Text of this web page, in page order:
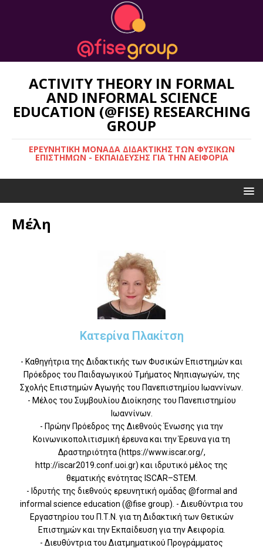
ACTIVITY THEORY IN FORMAL
AND INFORMAL SCIENCE
EDUCATION (@FISE) RESEARCHING
GROUP
ΕΡΕΥΝΗΤΙΚΉ ΜΟΝΆΔΑ ΔΙΔΑΚΤΙΚΉΣ ΤΩΝ ΦΥΣΙΚΏΝ
ΕΠΙΣΤΗΜΏΝ - ΕΚΠΑΊΔΕΥΣΗΣ ΓΙΑ ΤΗΝ ΑΕΙΦΟΡΊΑ
Μέλη
Κατερίνα Πλακίτση
- Καθηγήτρια της Διδακτικής των Φυσικών Επιστημών και
Πρόεδρος του Παιδαγωγικού Τμήματος Νηπιαγωγών, της
Σχολής Επιστημών Αγωγής του Πανεπιστημίου Ιωαννίνων.
- Μέλος του Συμβουλίου Διοίκησης του Πανεπιστημίου
Ιωαννίνων.
- Πρώην Πρόεδρος της Διεθνούς Ένωσης για την
Κοινωνικοπολιτισμική έρευνα και την Έρευνα για τη
Δραστηριότητα (https://www.iscar.org/,
http://iscar2019.conf.uoi.gr) και ιδρυτικό μέλος της
θεματικής ενότητας ISCAR–STEM.
- Ιδρυτής της διεθνούς ερευνητική ομάδας @formal and
informal science education (@fise group). - Διευθύντρια του
Εργαστηρίου του Π.Τ.Ν. για τη Διδακτική των Θετικών
Επιστημών και την Εκπαίδευση για την Αειφορία.
- Διευθύντρια του Διατμηματικού Προγράμματος